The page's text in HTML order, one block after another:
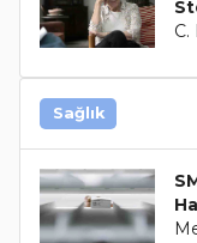
C.
Sağlık